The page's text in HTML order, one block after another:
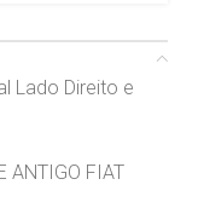
Lado Direito e
FIAT